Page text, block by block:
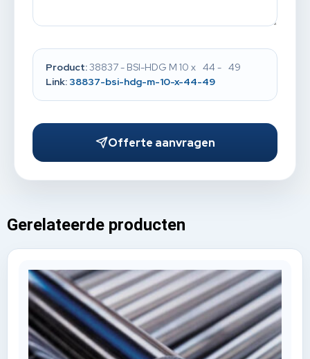
Product:38837 - BSI-HDG M 10 x 44 - 49
Link: 38837-bsi-hdg-m-10-x-44-49
Offerte aanvragen
Gerelateerde producten